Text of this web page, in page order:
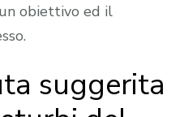
obiettivo ed il
suggerita